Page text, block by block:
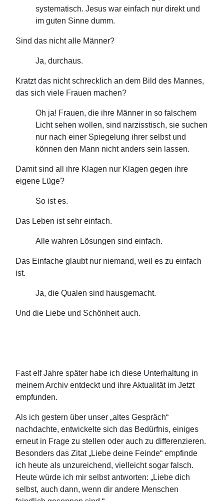
systematisch. Jesus war einfach nur direkt und
im guten Sinne dumm.
Sind das nicht alle Männer?
Ja, durchaus.
Kratzt das nicht schrecklich an dem Bild des Mannes,
das sich viele Frauen machen?
Oh ja! Frauen, die ihre Männer in so falschem
Licht sehen wollen, sind narzisstisch, sie suchen
nur nach einer Spiegelung ihrer selbst und
können den Mann nicht anders sein lassen.
Damit sind all ihre Klagen nur Klagen gegen ihre
eigene Lüge?
So ist es.
Das Leben ist sehr einfach.
Alle wahren Lösungen sind einfach.
Das Einfache glaubt nur niemand, weil es zu einfach
ist.
Ja, die Qualen sind hausgemacht.
Und die Liebe und Schönheit auch.
Fast elf Jahre später habe ich diese Unterhaltung in
meinem Archiv entdeckt und ihre Aktualität im Jetzt
empfunden.
Als ich gestern über unser „altes Gespräch“
nachdachte, entwickelte sich das Bedürfnis, einiges
erneut in Frage zu stellen oder auch zu differenzieren.
Besonders das Zitat „Liebe deine Feinde“ empfinde
ich heute als unzureichend, vielleicht sogar falsch.
Heute würde ich mir selbst antworten: „Liebe dich
selbst, auch dann, wenn dir andere Menschen